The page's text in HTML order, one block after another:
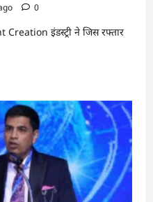
0
इंडस्ट्री ने जिस रफ्तार